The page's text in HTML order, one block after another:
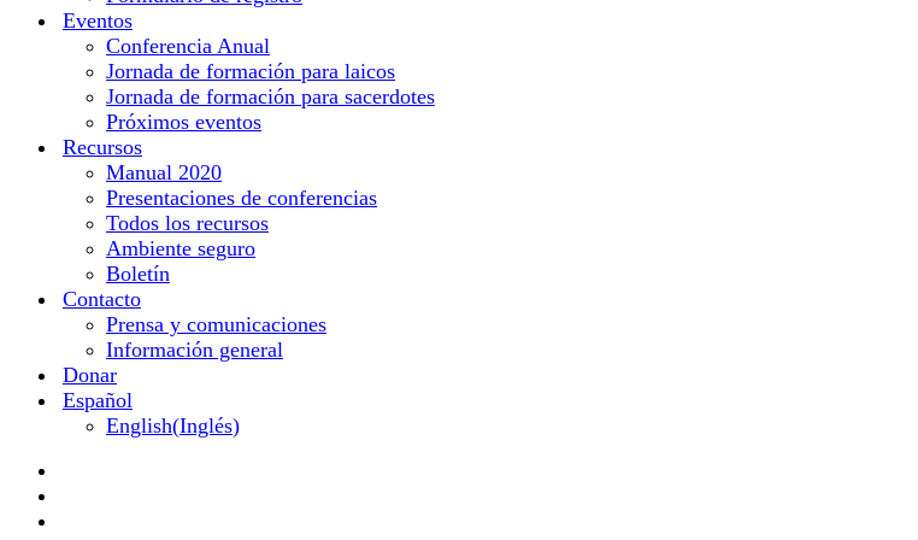
Eventos
Conferencia Anual
Jornada de formación para laicos
Jornada de formación para sacerdotes
Próximos eventos
Recursos
Manual 2020
Presentaciones de conferencias
Todos los recursos
Ambiente seguro
Boletín
Contacto
Prensa y comunicaciones
Información general
Donar
Español
English(Inglés)